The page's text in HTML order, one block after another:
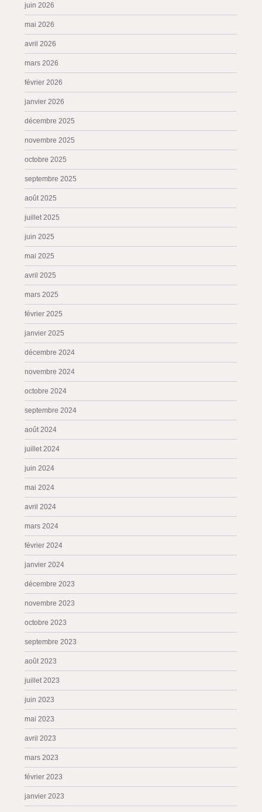
juin 2026
mai 2026
avril 2026
mars 2026
février 2026
janvier 2026
décembre 2025
novembre 2025
octobre 2025
septembre 2025
août 2025
juillet 2025
juin 2025
mai 2025
avril 2025
mars 2025
février 2025
janvier 2025
décembre 2024
novembre 2024
octobre 2024
septembre 2024
août 2024
juillet 2024
juin 2024
mai 2024
avril 2024
mars 2024
février 2024
janvier 2024
décembre 2023
novembre 2023
octobre 2023
septembre 2023
août 2023
juillet 2023
juin 2023
mai 2023
avril 2023
mars 2023
février 2023
janvier 2023